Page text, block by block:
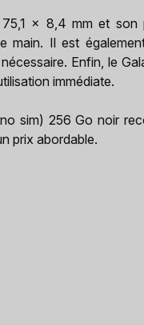
x 8,4 mm et
main. Il est
Enfin, le
immédiate.
sim) 256 Go noir
prix abordable.